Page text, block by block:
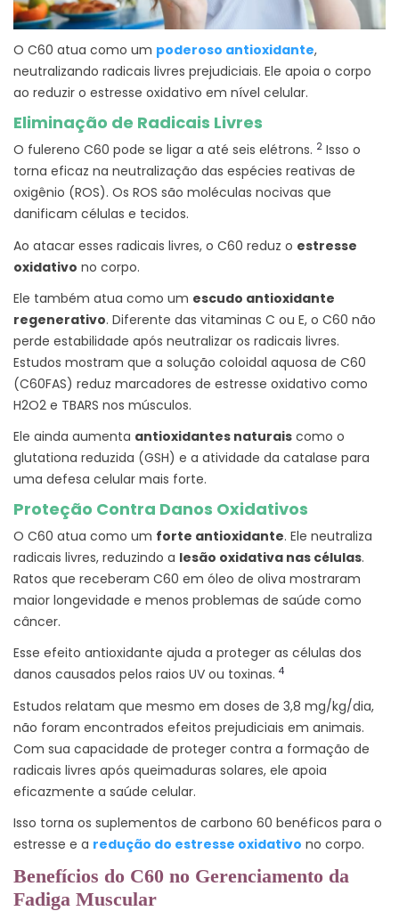
O C60 atua como um poderoso antioxidante,
neutralizando radicais livres prejudiciais. Ele apoia o corpo
ao reduzir o estresse oxidativo em nível celular.
Eliminação de Radicais Livres
O fulereno C60 pode se ligar a até seis elétrons. 2 Isso o
torna eficaz na neutralização das espécies reativas de
oxigênio (ROS). Os ROS são moléculas nocivas que
danificam células e tecidos.
Ao atacar esses radicais livres, o C60 reduz o estresse
oxidativo no corpo.
Ele também atua como um escudo antioxidante
regenerativo. Diferente das vitaminas C ou E, o C60 não
perde estabilidade após neutralizar os radicais livres.
Estudos mostram que a solução coloidal aquosa de C60
(C60FAS) reduz marcadores de estresse oxidativo como
H2O2 e TBARS nos músculos.
Ele ainda aumenta antioxidantes naturais como o
glutationa reduzida (GSH) e a atividade da catalase para
uma defesa celular mais forte.
Proteção Contra Danos Oxidativos
O C60 atua como um forte antioxidante. Ele neutraliza
radicais livres, reduzindo a lesão oxidativa nas células.
Ratos que receberam C60 em óleo de oliva mostraram
maior longevidade e menos problemas de saúde como
câncer.
Esse efeito antioxidante ajuda a proteger as células dos
danos causados pelos raios UV ou toxinas. 4
Estudos relatam que mesmo em doses de 3,8 mg/kg/dia,
não foram encontrados efeitos prejudiciais em animais.
Com sua capacidade de proteger contra a formação de
radicais livres após queimaduras solares, ele apoia
eficazmente a saúde celular.
Isso torna os suplementos de carbono 60 benéficos para o
estresse e a redução do estresse oxidativo no corpo.
Benefícios do C60 no Gerenciamento da
Fadiga Muscular